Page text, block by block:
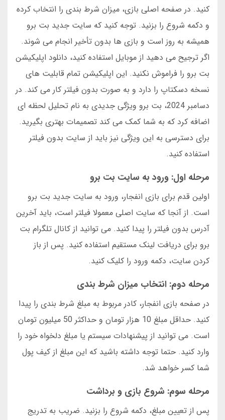
کنید. در صفحه اصلی بازی، میزان شرط بندی را انتخاب کرده
و دکمه شروع را بزنید. توجه کنید که سایت جدید بت برو
همیشه به روز است و بازی ها بدون تأخیر انجام می شوند.
اگر ترجیح می دهید از موبایل استفاده کنید، دانلود اپلیکیشن
بت برو را فراموش نکنید. این اپلیکیشن تمام قابلیت های
نسخه دسکتاپ را دارد و به صورت بدون فیلتر کار می کند. در
دسامبر 2024، بت برو ویژگی جدیدی به نام تحلیل لحظه ای
اضافه کرد که به شما کمک می کند تصمیمات بهتری بگیرید.
برای دسترسی به این ویژگی نیز باید از سایت بدون فیلتر
استفاده کنید.
مرحله اول: ورود به سایت بت برو
اولین قدم برای بازی انفجار، ورود به سایت جدید بت برو
است. از آنجا که سایت اصلی معمولا فیلتر است، باید آخرین
آدرس بدون فیلتر را پیدا کنید. می توانید از کانال تلگرام بت
برو برای دریافت لینک مستقیم استفاده کنید. پس از باز
کردن سایت، دکمه ورود را کلیک کنید.
مرحله دوم: انتخاب میزان شرط بندی
در صفحه بازی انفجار، کادر مربوط به مبلغ شرط بندی را پیدا
کنید. حداقل مبلغ 10 هزار تومان و حداکثر 50 میلیون تومان
است. می توانید از پیشنهادات سیستم یا مبلغ دلخواه خود را
وارد کنید. حتما توجه داشته باشید که این مبلغ از کیف پول
شما کسر خواهد شد.
مرحله سوم: شروع بازی و برداشت
پس از تعیین مبلغ، دکمه شروع را بزنید. ضریب به تدریج